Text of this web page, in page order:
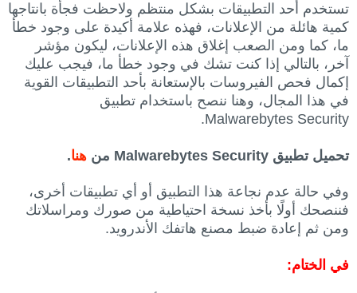
تستخدم أحد التطبيقات بشكل منتظم ولاحظت فجأة بانتاجها
كمية هائلة من الإعلانات، فهذه علامة أكيدة على وجود خطأ
ما، كما ومن الصعب إغلاق هذه الإعلانات، ليكون مؤشر
آخر، بالتالي إذا كنت تشك في وجود خطأ ما، فيجب عليك
إكمال فحص الفيروسات بالإستعانة بأحد التطبيقات القوية
في هذا المجال، وهنا ننصح باستخدام تطبيق
Malwarebytes Security.
تحميل تطبيق Malwarebytes Security من هنا.
وفي حالة عدم نجاعة هذا التطبيق أو أي تطبيقات أخرى،
فننصحك أولًا بأخذ نسخة احتياطية من صورك ومراسلاتك
ومن ثم إعادة ضبط مصنع هاتفك الأندرويد.
في الختام: